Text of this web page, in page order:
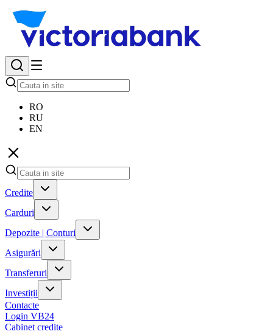
RO
RU
EN
Credite
Carduri
Depozite | Conturi
Asigurări
Transferuri
Investiții
Contacte
Login VB24
Cabinet credite